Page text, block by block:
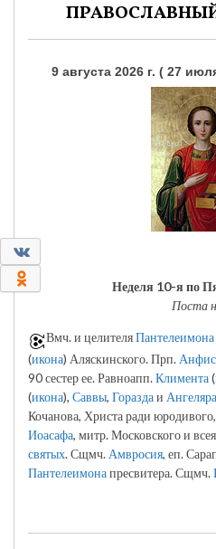
9 августа 2026 г. ( 27
Неделя 10-я по
Поста
Вмч. и целителяПантелеимона
(икона) Аляскинского. Прп.
90 сестер ее. Равноапп.Климента(
(икона), Саввы, Гораздаи Ангеляра
Кочанова, Христа ради
Иоасафа, митр. Московского и
святых. Сщмч. Амвросия, еп.
Пантелеимонапресвитера. Сщмч.